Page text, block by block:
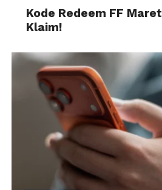
Kode Redeem FF
Klaim!